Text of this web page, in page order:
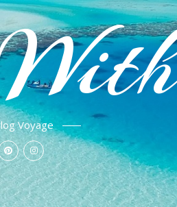
Voyage